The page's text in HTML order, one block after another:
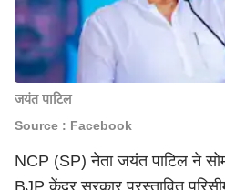
जयंत पाटिल
Source : Facebook
NCP (SP) नेता जयंत पाटिल ने
BJP केंद्र सरकार प्रस्तावित